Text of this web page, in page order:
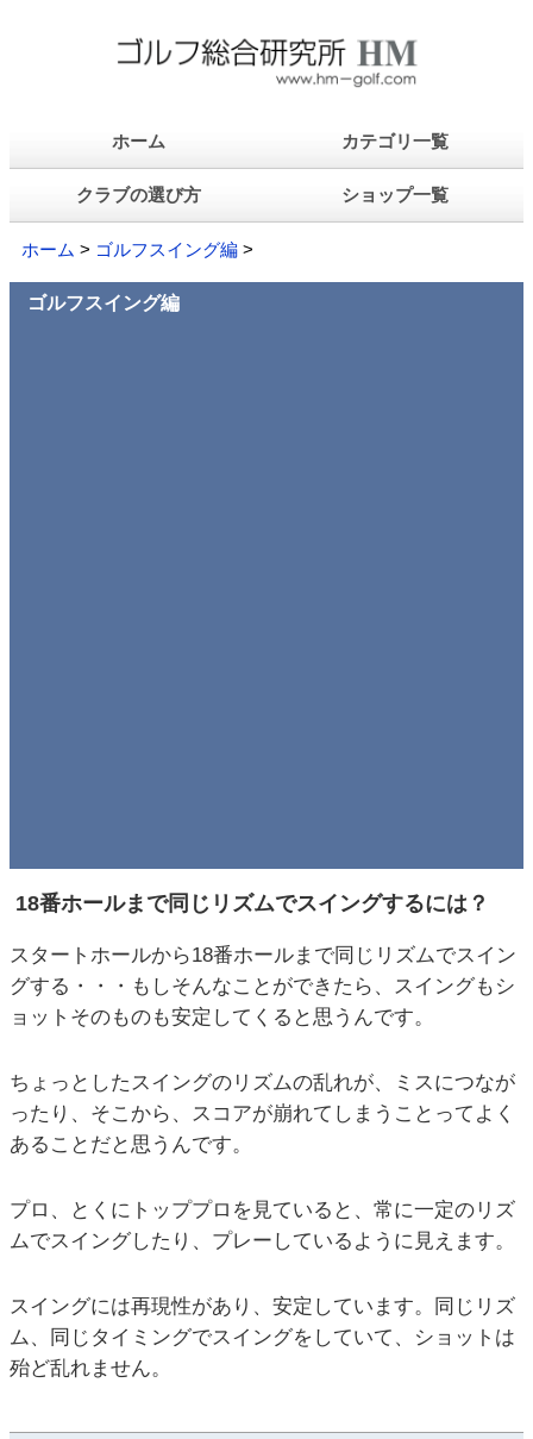
ホーム カテゴリ一覧
クラブの選び方 ショップ一覧
ホーム > ゴルフスイング編 >
ゴルフスイング編
18番ホールまで同じリズムでスイングするには？
スタートホールから18番ホールまで同じリズムでスイン
グする・・・もしそんなことができたら、スイングもシ
ョットそのものも安定してくると思うんです。
ちょっとしたスイングのリズムの乱れが、ミスにつなが
ったり、そこから、スコアが崩れてしまうことってよく
あることだと思うんです。
プロ、とくにトッププロを見ていると、常に一定のリズ
ムでスイングしたり、プレーしているように見えます。
スイングには再現性があり、安定しています。同じリズ
ム、同じタイミングでスイングをしていて、ショットは
殆ど乱れません。